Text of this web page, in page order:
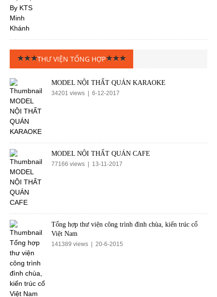
THƯ VIỆN TỔNG HỢP
MODEL NỘI THẤT QUÁN KARAOKE
34201 views | 6-12-2017
MODEL NỘI THẤT QUÁN CAFE
77166 views | 13-11-2017
Tổng hợp thư viện công trình đình chùa, kiến trúc cổ
Việt Nam
141389 views | 20-6-2015